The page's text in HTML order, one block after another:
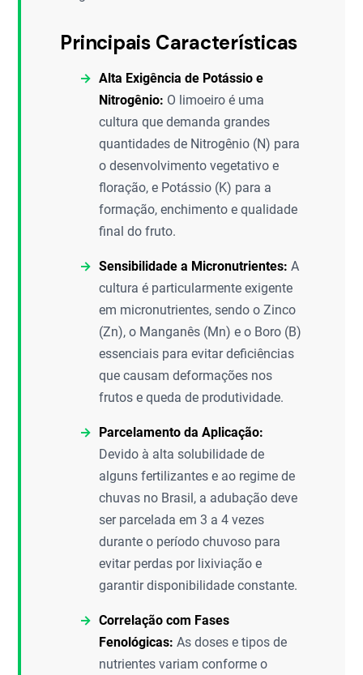
Principais Características
Alta Exigência de Potássio e
Nitrogênio: O limoeiro é uma
cultura que demanda grandes
quantidades de Nitrogênio (N) para
o desenvolvimento vegetativo e
floração, e Potássio (K) para a
formação, enchimento e qualidade
final do fruto.
Sensibilidade a Micronutrientes: A
cultura é particularmente exigente
em micronutrientes, sendo o Zinco
(Zn), o Manganês (Mn) e o Boro (B)
essenciais para evitar deficiências
que causam deformações nos
frutos e queda de produtividade.
Parcelamento da Aplicação:
Devido à alta solubilidade de
alguns fertilizantes e ao regime de
chuvas no Brasil, a adubação deve
ser parcelada em 3 a 4 vezes
durante o período chuvoso para
evitar perdas por lixiviação e
garantir disponibilidade constante.
Correlação com Fases
Fenológicas: As doses e tipos de
nutrientes variam conforme o